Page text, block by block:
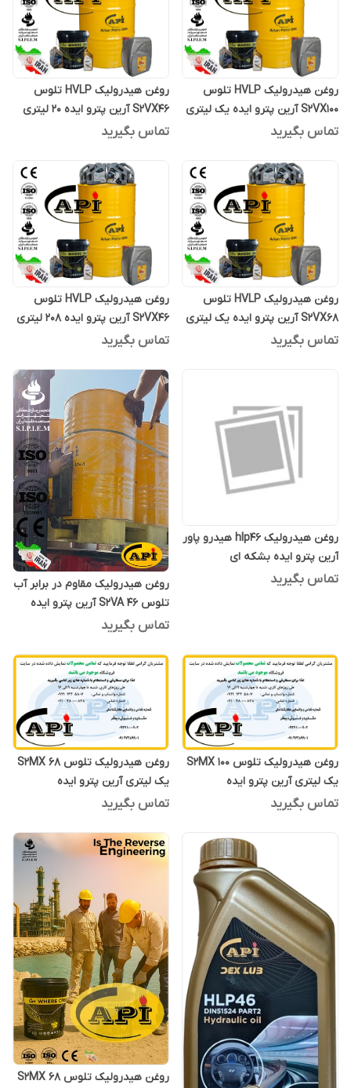
روغن هیدرولیک HVLP تلوس
S2VX100 آرین پترو ایده یک لیتری
تماس بگیرید
روغن هیدرولیک HVLP تلوس
S2VX46 آرین پترو ایده 20 لیتری
تماس بگیرید
روغن هیدرولیک HVLP تلوس
S2VX68 آرین پترو ایده یک لیتری
تماس بگیرید
روغن هیدرولیک HVLP تلوس
S2VX46 آرین پترو ایده 208 لیتری
تماس بگیرید
روغن هیدرولیک hlp46 هیدرو پاور
آرین پترو ایده بشکه ای
تماس بگیرید
روغن هیدرولیک مقاوم در برابر آب
تلوس S2VA 46 آرین پترو ایده
بشکه 208 لیتری
تماس بگیرید
روغن هیدرولیک تلوس S2MX 100
یک لیتری آرین پترو ایده
تماس بگیرید
روغن هیدرولیک تلوس S2MX 68
یک لیتری آرین پترو ایده
تماس بگیرید
روغن هیدرولیک تلوس S2MX 68